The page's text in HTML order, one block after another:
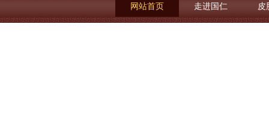
网站首页 走进国仁 皮